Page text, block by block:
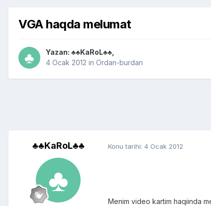
VGA haqda melumat
Yazan: ♣♣KaRoL♣♣
4 Ocak 2012 in Ordan-burdan
♣♣KaRoL♣♣ Konu tarihi: 4 Ocak 2012
Menim video kartim haqiinda